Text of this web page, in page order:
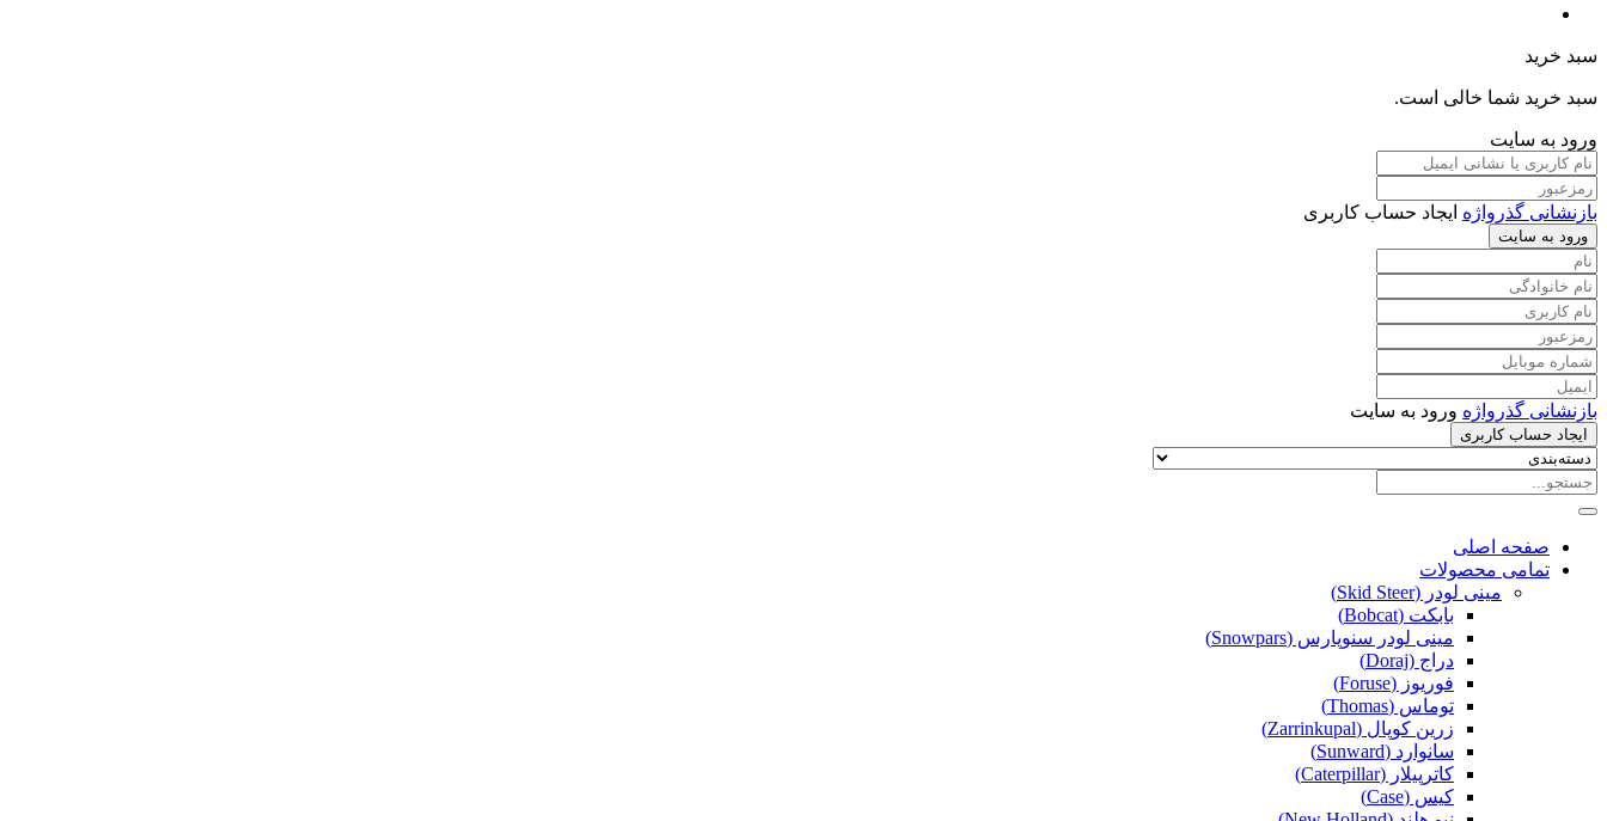
سبد خرید
سبد خرید شما خالی است.
ورود به سایت
بازنشانی گذرواژه ایجاد حساب کاربری
ورود به سایت
بازنشانی گذرواژه ورود به سایت
ایجاد حساب کاربری
صفحه اصلی
تمامی محصولات
مینی لودر (Skid Steer)
بابکت (Bobcat)
مینی لودر سنوپارس (Snowpars)
دراج (Doraj)
فوریوز (Foruse)
توماس (Thomas)
زرین کوپال (Zarrinkupal)
سانوارد (Sunward)
کاترپیلار (Caterpillar)
کیس (Case)